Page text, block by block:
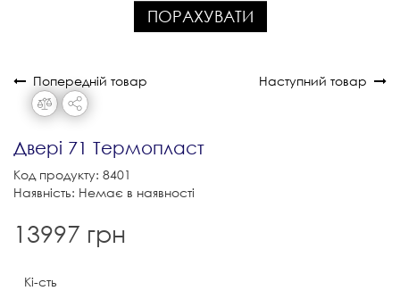
ПОРАХУВАТИ
Попередній товар Наступний товар
Двері 71 Термопласт
Код продукту: 8401
Наявність: Немає в наявності
13997 грн
Кі-сть